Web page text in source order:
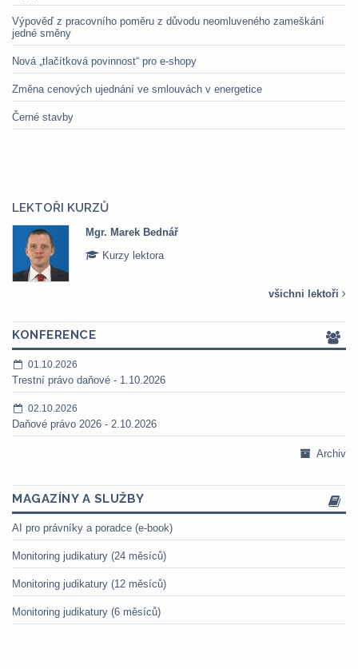
Výpověď z pracovního poměru z důvodu neomluveného zameškání
jedné směny
Nová „tlačítková povinnost“ pro e-shopy
Změna cenových ujednání ve smlouvách v energetice
Černé stavby
LEKTOŘI KURZŮ
Mgr. Marek Bednář
Kurzy lektora
všichni lektoři
KONFERENCE
01.10.2026
Trestní právo daňové - 1.10.2026
02.10.2026
Daňové právo 2026 - 2.10.2026
Archiv
MAGAZÍNY A SLUŽBY
AI pro právníky a poradce (e-book)
Monitoring judikatury (24 měsíců)
Monitoring judikatury (12 měsíců)
Monitoring judikatury (6 měsíců)